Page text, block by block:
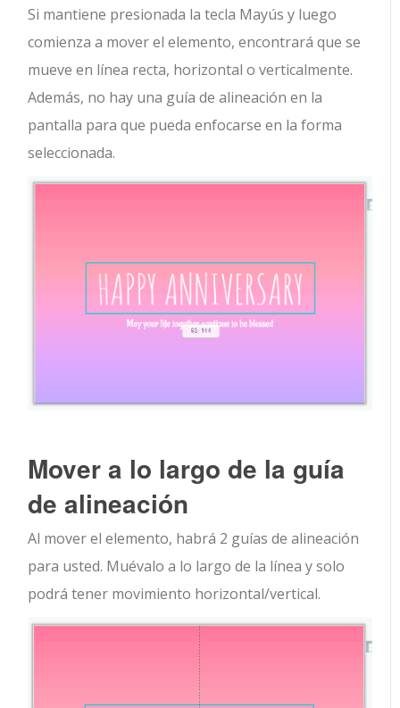
Si mantiene presionada la tecla Mayús y luego
comienza a mover el elemento, encontrará que se
mueve en línea recta, horizontal o verticalmente.
Además, no hay una guía de alineación en la
pantalla para que pueda enfocarse en la forma
seleccionada.
Mover a lo largo de la guía
de alineación
Al mover el elemento, habrá 2 guías de alineación
para usted. Muévalo a lo largo de la línea y solo
podrá tener movimiento horizontal/vertical.